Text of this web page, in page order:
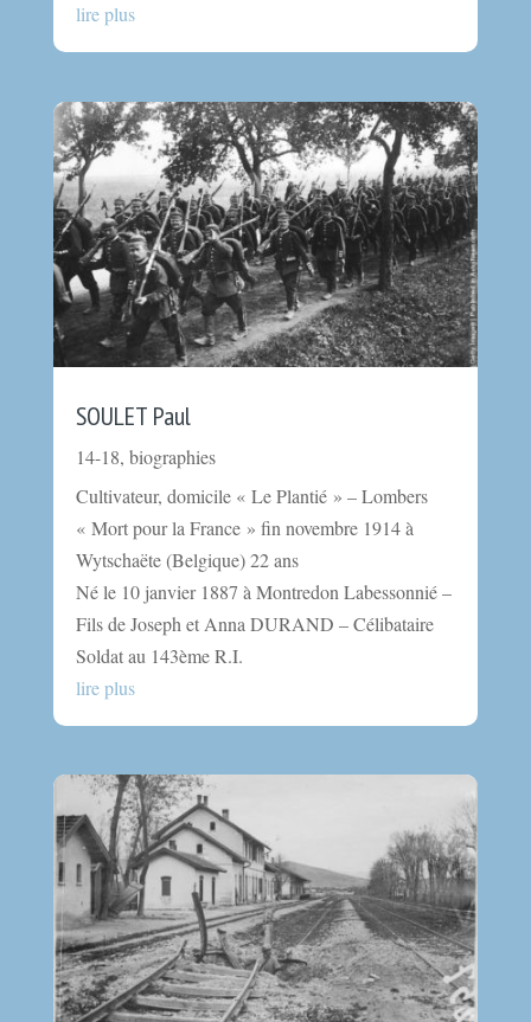
lire plus
SOULET Paul
14-18, biographies
Cultivateur, domicile « Le Plantié » – Lombers
« Mort pour la France » fin novembre 1914 à
Wytschaëte (Belgique) 22 ans
Né le 10 janvier 1887 à Montredon Labessonnié –
Fils de Joseph et Anna DURAND – Célibataire
Soldat au 143ème R.I.
lire plus